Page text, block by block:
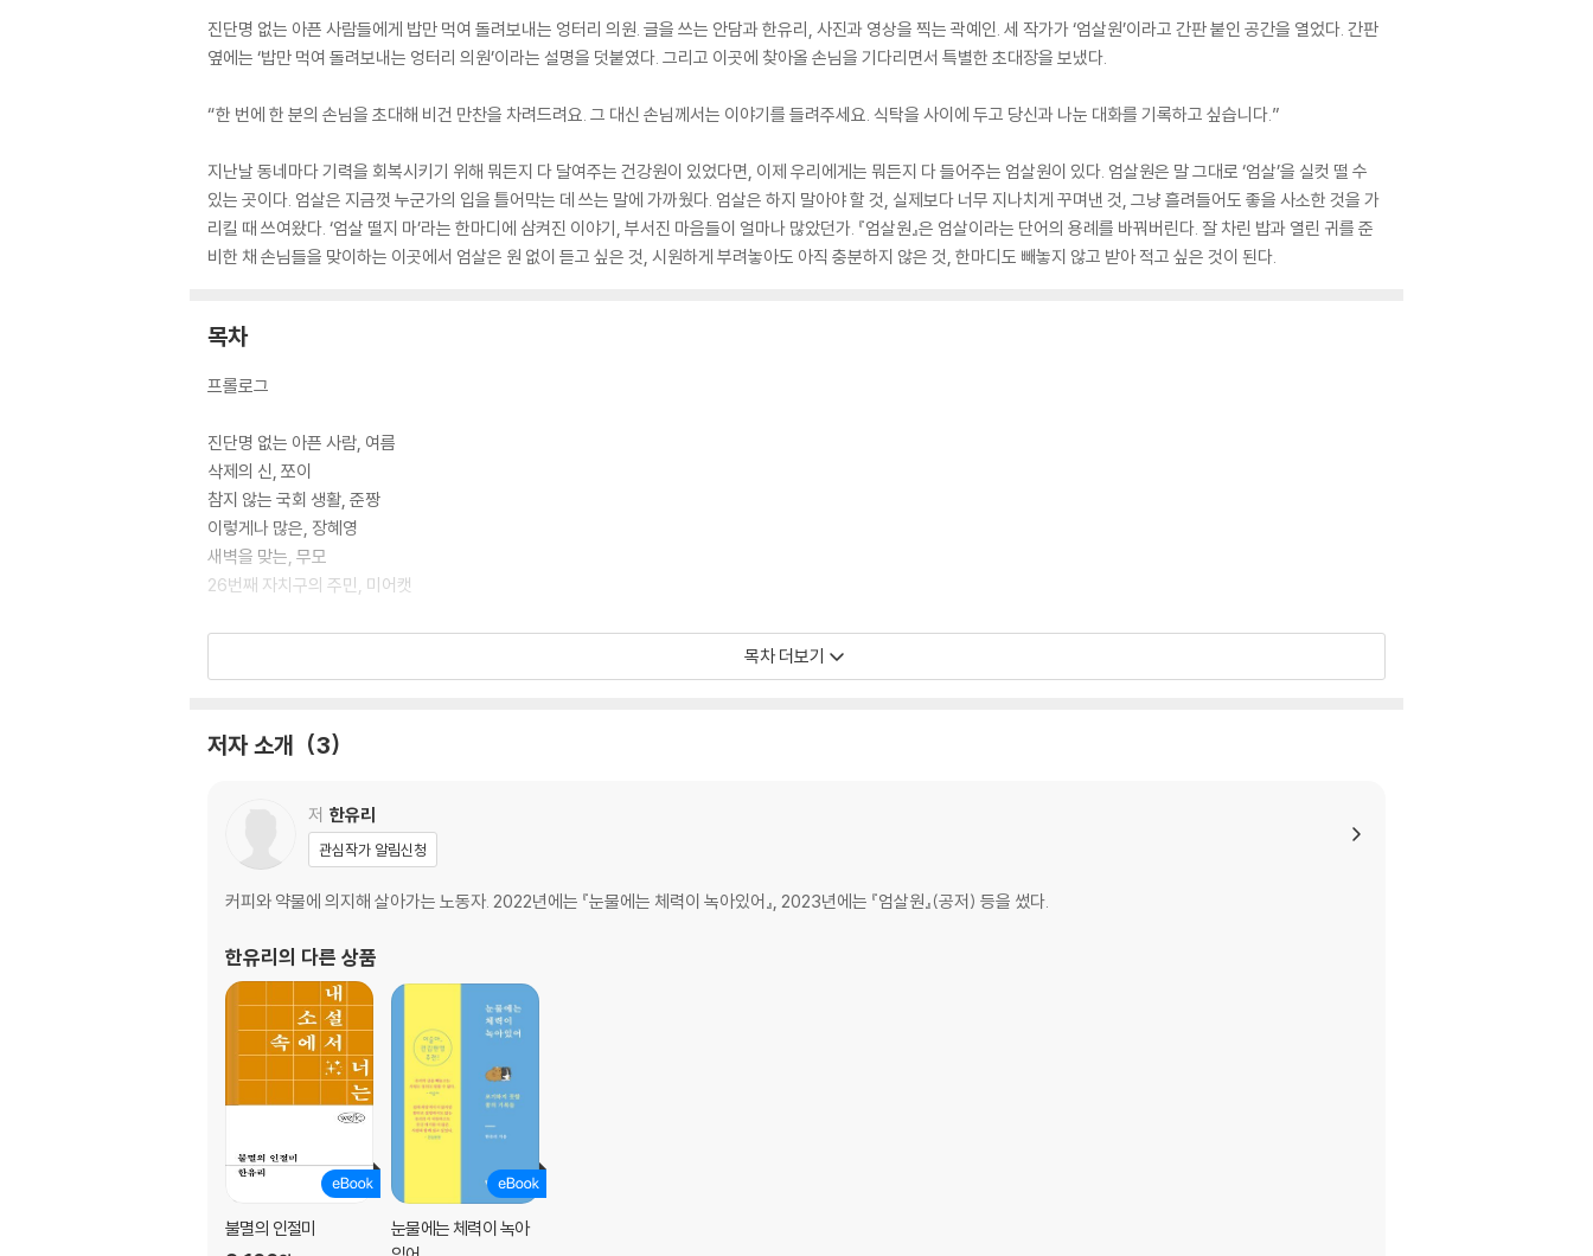
진단명 없는 아픈 사람들에게 밥만 먹여 돌려보내는 엉터리 의원. 글을 쓰는 안담과 한유리, 사진과 영상을 찍는 곽예인. 세 작가가 ‘엄살원’이라고 간판 붙인 공간을 열었다. 간판
옆에는 ‘밥만 먹여 돌려보내는 엉터리 의원’이라는 설명을 덧붙였다. 그리고 이곳에 찾아올 손님을 기다리면서 특별한 초대장을 보냈다.
“한 번에 한 분의 손님을 초대해 비건 만찬을 차려드려요. 그 대신 손님께서는 이야기를 들려주세요. 식탁을 사이에 두고 당신과 나눈 대화를 기록하고 싶습니다.”
지난날 동네마다 기력을 회복시키기 위해 뭐든지 다 달여주는 건강원이 있었다면, 이제 우리에게는 뭐든지 다 들어주는 엄살원이 있다. 엄살원은 말 그대로 ‘엄살’을 실컷 떨 수
있는 곳이다. 엄살은 지금껏 누군가의 입을 틀어막는 데 쓰는 말에 가까웠다. 엄살은 하지 말아야 할 것, 실제보다 너무 지나치게 꾸며낸 것, 그냥 흘려들어도 좋을 사소한 것을 가
리킬 때 쓰여왔다. ‘엄살 떨지 마’라는 한마디에 삼켜진 이야기, 부서진 마음들이 얼마나 많았던가. 『엄살원』은 엄살이라는 단어의 용례를 바꿔버린다. 잘 차린 밥과 열린 귀를 준
비한 채 손님들을 맞이하는 이곳에서 엄살은 원 없이 듣고 싶은 것, 시원하게 부려놓아도 아직 충분하지 않은 것, 한마디도 빼놓지 않고 받아 적고 싶은 것이 된다.
목차
프롤로그
진단명 없는 아픈 사람, 여름
삭제의 신, 쪼이
참지 않는 국회 생활, 준짱
이렇게나 많은, 장혜영
새벽을 맞는, 무모
26번째 자치구의 주민, 미어캣
에필로그
목차 더보기
저자 소개 3
저 한유리
관심작가 알림신청
커피와 약물에 의지해 살아가는 노동자. 2022년에는 『눈물에는 체력이 녹아있어』, 2023년에는 『엄살원』(공저) 등을 썼다.
한유리 의 다른 상품
불멸의 인절미
눈물에는 체력이 녹아